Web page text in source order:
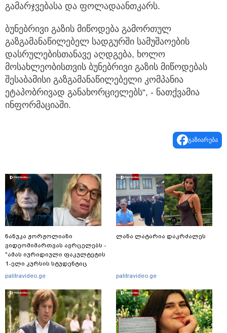
გამარჯვებასა და ფოლადაანთკარს.
ბუნებრივი გაზის მიწოდება გამორთულ
გაზგამანაწილებელ სადგურში სამუშაოების
დასრულებისთანავე აღდგება, ხოლო
მოსახლეობისთვის ბუნებრივი გაზის მიწოდებას
შესაბამისი გაზგამანაწილებელი კომპანია
ეტაპობრივად განახორციელებს“, - ნათქვამია
ინფორმაციაში.
გაზიარება
ნანუკა ჟორჟოლიანი
ვიდეომიმართვას ავრცელებს -
"ამას იურიდიული ფაკულტეტის
1-ელი კურსის სტუდენტიც
იკითხავს"
palitravideo.ge
ლანა ლატარია დაკრძალეს
palitravideo.ge